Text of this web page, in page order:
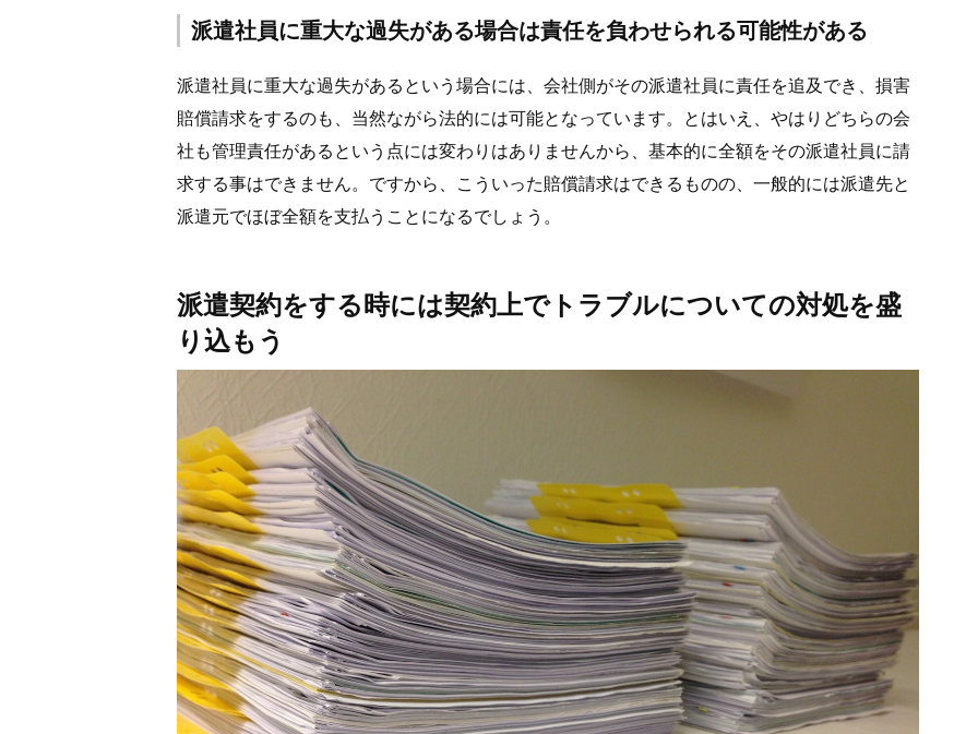
派遣社員に重大な過失がある場合は責任を負わせられる可能性がある
派遣社員に重大な過失があるという場合には、会社側がその派遣社員に責任を追及でき、損害
賠償請求をするのも、当然ながら法的には可能となっています。とはいえ、やはりどちらの会
社も管理責任があるという点には変わりはありませんから、基本的に全額をその派遣社員に請
求する事はできません。ですから、こういった賠償請求はできるものの、一般的には派遣先と
派遣元でほぼ全額を支払うことになるでしょう。
派遣契約をする時には契約上でトラブルについての対処を盛
り込もう